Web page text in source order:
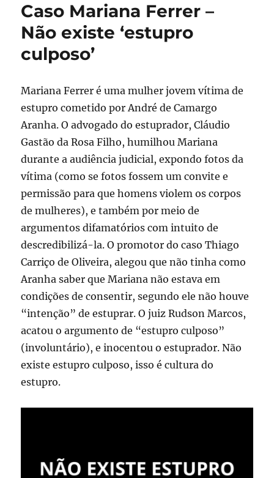
Caso Mariana Ferrer –
Não existe ‘estupro
culposo’
Mariana Ferrer é uma mulher jovem vítima de
estupro cometido por André de Camargo
Aranha. O advogado do estuprador, Cláudio
Gastão da Rosa Filho, humilhou Mariana
durante a audiência judicial, expondo fotos da
vítima (como se fotos fossem um convite e
permissão para que homens violem os corpos
de mulheres), e também por meio de
argumentos difamatórios com intuito de
descredibilizá-la. O promotor do caso Thiago
Carriço de Oliveira, alegou que não tinha como
Aranha saber que Mariana não estava em
condições de consentir, segundo ele não houve
“intenção” de estuprar. O juiz Rudson Marcos,
acatou o argumento de “estupro culposo”
(involuntário), e inocentou o estuprador. Não
existe estupro culposo, isso é cultura do
estupro.